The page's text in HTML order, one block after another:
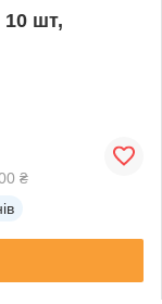
10 шт,
₴